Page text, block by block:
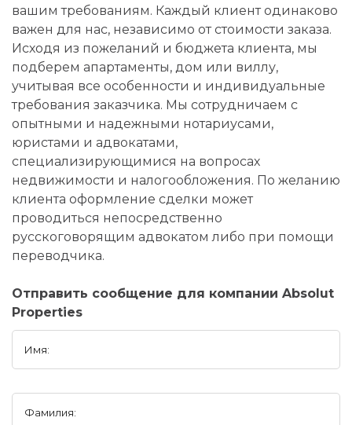
вашим требованиям. Каждый клиент одинаково
важен для нас, независимо от стоимости заказа.
Исходя из пожеланий и бюджета клиента, мы
подберем апартаменты, дом или виллу,
учитывая все особенности и индивидуальные
требования заказчика. Мы сотрудничаем с
опытными и надежными нотариусами,
юристами и адвокатами,
специализирующимися на вопросах
недвижимости и налогообложения. По желанию
клиента оформление сделки может
проводиться непосредственно
русскоговорящим адвокатом либо при помощи
переводчика.
Отправить сообщение для компании Absolut
Properties
Имя:
Фамилия: